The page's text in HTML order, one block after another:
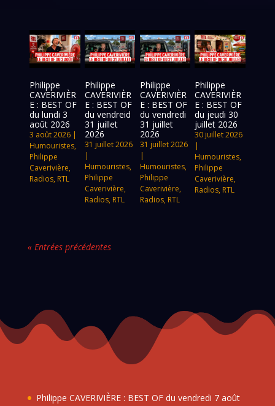
Philippe
CAVERIVIÈR
E : BEST OF
du lundi 3
août 2026
3 août 2026 |
Humouristes,
Philippe
Caverivière,
Radios, RTL
Philippe
CAVERIVIÈR
E : BEST OF
du vendreid
31 juillet
2026
31 juillet 2026
|
Humouristes,
Philippe
Caverivière,
Radios, RTL
Philippe
CAVERIVIÈR
E : BEST OF
du vendredi
31 juillet
2026
31 juillet 2026
|
Humouristes,
Philippe
Caverivière,
Radios, RTL
Philippe
CAVERIVIÈR
E : BEST OF
du jeudi 30
juillet 2026
30 juillet 2026
|
Humouristes,
Philippe
Caverivière,
Radios, RTL
« Entrées précédentes
Philippe CAVERIVIÈRE : BEST OF du vendredi 7 août